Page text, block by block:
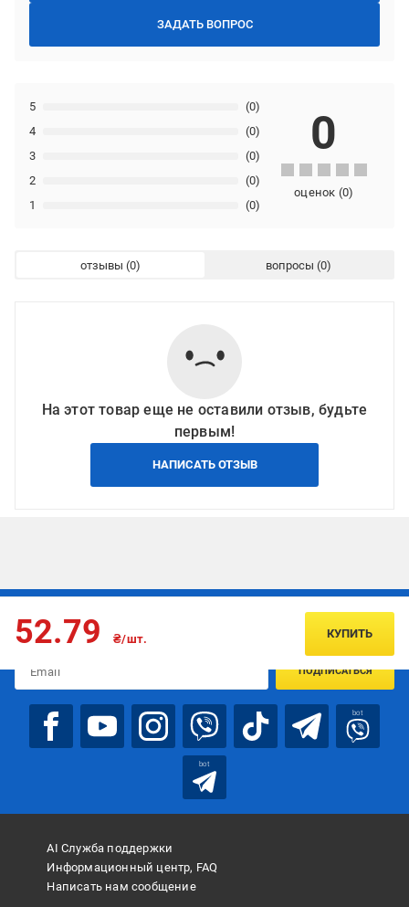
ЗАДАТЬ ВОПРОС
1 (0)
2 (0)
3 (0)
4 (0)
5 (0)
0
оценок (0)
отзывы вопросы
На этот товар еще не оставили отзыв, будьте
первым!
НАПИСАТЬ ОТЗЫВ
52.79 ₴/шт. КУПИТЬ
Подписывайтесь, чтобы узнавать первым об акцияx и
ПОДПИСАТЬСЯ
bot
bot
AI Служба поддержки
Информационный центр, FAQ
Написать нам сообщение